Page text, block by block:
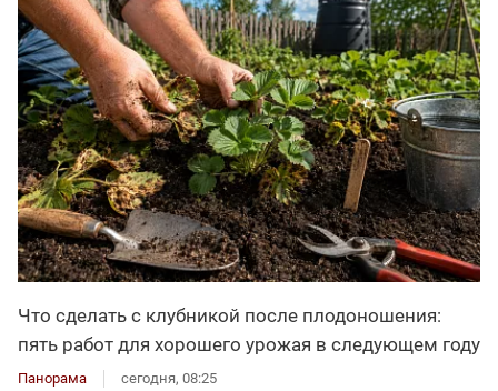
Что сделать с клубникой после плодоношения:
пять работ для хорошего урожая в следующем году
Панорама сегодня, 08:25